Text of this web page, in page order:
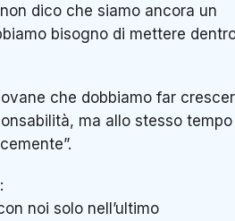
dico che siamo ancora un
bisogno di mettere
che dobbiamo far
ma allo stesso tempo
:
noi solo nell’ultimo